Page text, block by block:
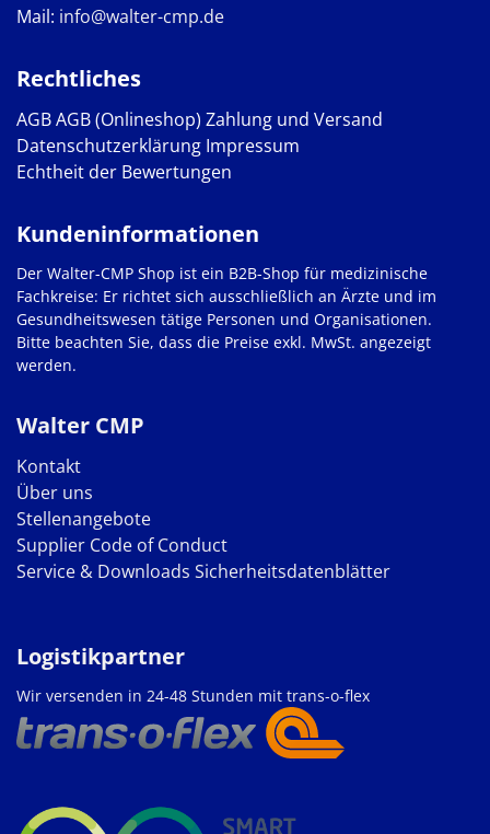
Mail: info@walter-cmp.de
Rechtliches
AGBAGB (Onlineshop) Zahlung und Versand
Datenschutzerklärung Impressum
Echtheit der Bewertungen
Walter CMP
Kontakt
Über uns
Stellenangebote
Supplier Code of Conduct
Service & Downloads Sicherheitsdatenblätter
Kundeninformationen
Der Walter-CMP Shop ist ein B2B-Shop für medizinische
Fachkreise: Er richtet sich ausschließlich an Ärzte und im
Gesundheitswesen tätige Personen und Organisationen.
Bitte beachten Sie, dass die Preise exkl. MwSt. angezeigt
werden.
Logistikpartner
Wir versenden in 24-48 Stunden mit trans-o-flex